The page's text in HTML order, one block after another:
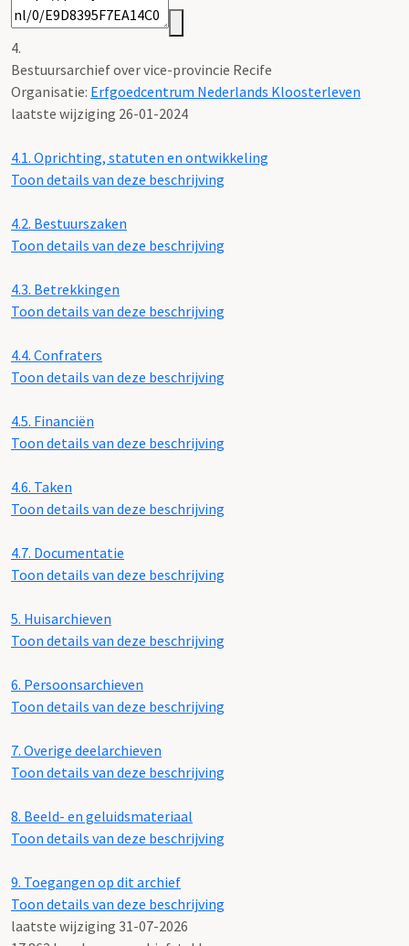
4.
Bestuursarchief over vice-provincie Recife
Organisatie: Erfgoedcentrum Nederlands Kloosterleven
laatste wijziging 26-01-2024
4.1. Oprichting, statuten en ontwikkeling
Toon details van deze beschrijving
4.2. Bestuurszaken
Toon details van deze beschrijving
4.3. Betrekkingen
Toon details van deze beschrijving
4.4. Confraters
Toon details van deze beschrijving
4.5. Financiën
Toon details van deze beschrijving
4.6. Taken
Toon details van deze beschrijving
4.7. Documentatie
Toon details van deze beschrijving
5. Huisarchieven
Toon details van deze beschrijving
6. Persoonsarchieven
Toon details van deze beschrijving
7. Overige deelarchieven
Toon details van deze beschrijving
8. Beeld- en geluidsmateriaal
Toon details van deze beschrijving
9. Toegangen op dit archief
Toon details van deze beschrijving
laatste wijziging 31-07-2026